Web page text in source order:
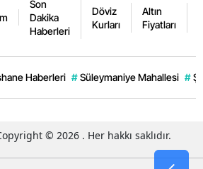
Son
Dakika
Haberleri
Döviz
Kurları
Altın
Fiyatları
Haberleri # Süleymaniye Mahallesi #
© 2026 . Her hakkı saklıdır.